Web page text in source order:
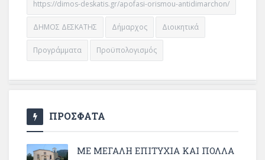
https://dimos-deskatis.gr/apofasi-orismou-antidimarchon/
ΔΗΜΟΣ ΔΕΣΚΑΤΗΣ Δήμαρχος Διοικητικά
Προγράμματα Προϋπολογισμός
ΠΡΟΣΦΑΤΑ
ΜΕ ΜΕΓΆΛΗ ΕΠΙΤΥΧΊΑ ΚΑΙ ΠΟΛΛΆ